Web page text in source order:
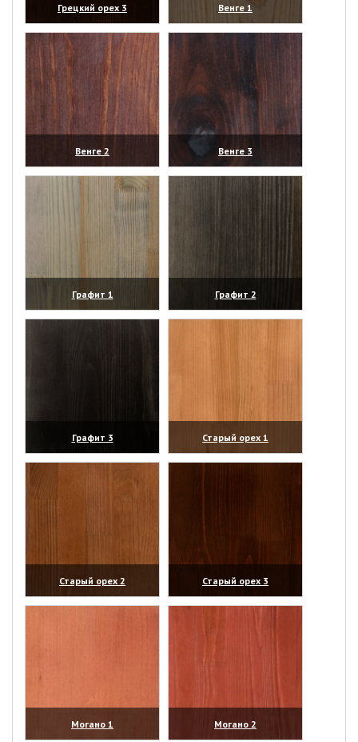
Грецкий орех 3
(увеличить)
Венге 1
(увеличить)
Венге 2
(увеличить)
Венге 3
(увеличить)
Графит 1
(увеличить)
Графит 2
(увеличить)
Графит 3
(увеличить)
Старый орех 1
(увеличить)
Старый орех 2
(увеличить)
Старый орех 3
(увеличить)
Могано 1
Могано 2